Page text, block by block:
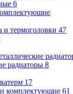
6
и термоголовки 47
радиаторы 8
17
комплектующие 61